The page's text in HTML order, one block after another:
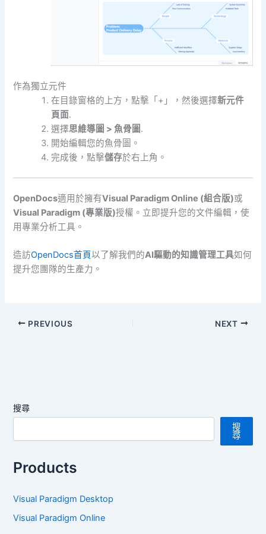
作為獨立元件
在目錄窗格的上方，點擊「+」，然後選擇新元件
頁面.
選擇思維導圖 > 魚骨圖.
開始編輯您的魚骨圖。
完成後，點擊儲存於右上角。
OpenDocs適用於擁有Visual Paradigm Online (組合版)或
Visual Paradigm (專業版)授權。立即提升您的文件編輯，使
用專業分析工具。
造訪OpenDocs首頁以了解我們的AI驅動的知識管理工具如何
提升您團隊的生產力。
PREVIOUS NEXT
搜尋
搜
尋
Products
Visual Paradigm Desktop
Visual Paradigm Online